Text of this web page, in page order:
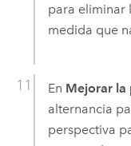
para eliminar
medida que
En Mejorar la
alternancia
perspectiva